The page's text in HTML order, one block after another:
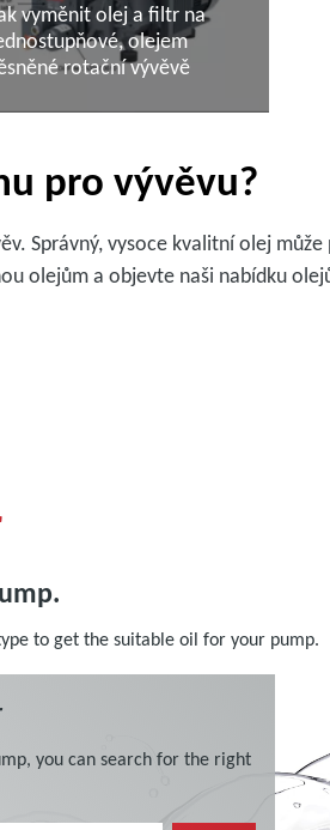
vyměnit olej a filtr na
olejem
rotační vývěvě
pro vývěvu?
Správný, vysoce kvalitní olej
olejům a objevte naši nabídku